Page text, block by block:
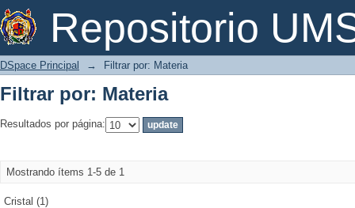
Repositorio
Filtrar por: Materia
DSpace Principal → Filtrar por: Materia
Filtrar por: Materia
Resultados por página:
Mostrando ítems 1-5 de 1
Cristal (1)